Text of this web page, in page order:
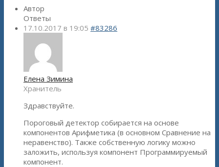
Автор
Ответы
17.10.2017 в 19:05 #83286
Елена Зимина
Хранитель
Здравствуйте.
Пороговый детектор собирается на основе
компонентов Арифметика (в основном Сравнение на
неравенство). Также собственную логику можно
заложить, используя компонент Программируемый
компонент.